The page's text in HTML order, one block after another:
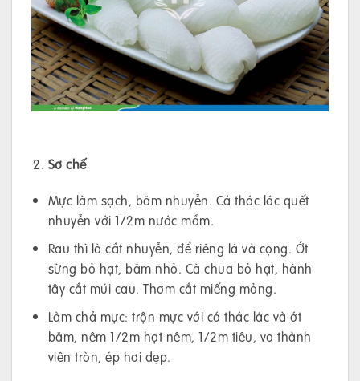
Sơ chế
Mực làm sạch, băm nhuyễn. Cá thác lác quết
nhuyễn với 1/2m nước mắm.
Rau thì là cắt nhuyễn, để riêng lá và cọng. Ớt
sừng bỏ hạt, băm nhỏ. Cà chua bỏ hạt, hành
tây cắt múi cau. Thơm cắt miếng mỏng.
Làm chả mực: trộn mực với cá thác lác và ớt
băm, nêm 1/2m hạt nêm, 1/2m tiêu, vo thành
viên tròn, ép hơi dẹp.